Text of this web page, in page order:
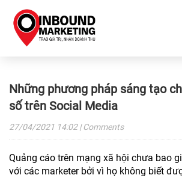
Những phương pháp sáng tạo
số trên Social Media
27/04/2021 14:02| Comments
Quảng cáo trên mạng xã hội chưa bao
với các marketer bởi vì họ không biết